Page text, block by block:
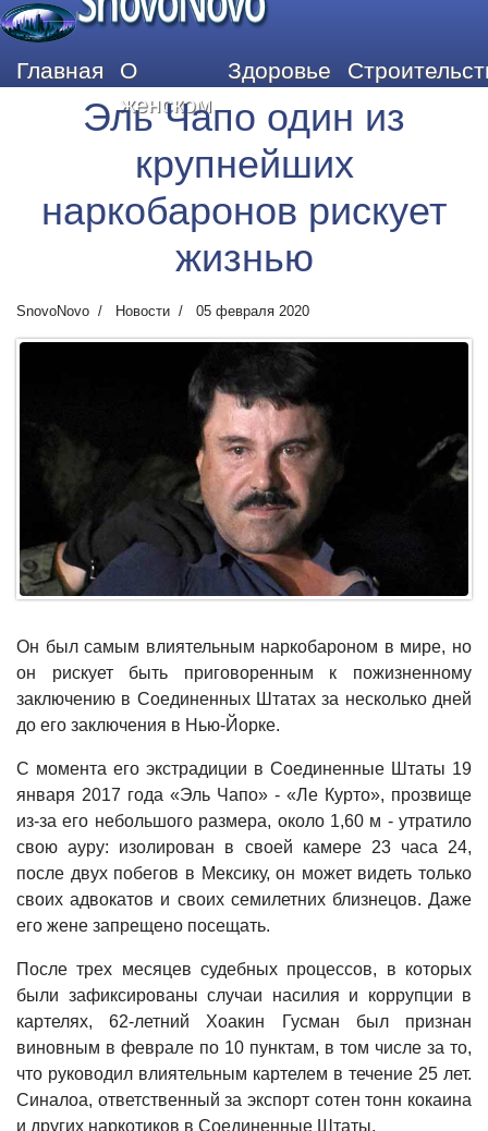
Главная
О
женском
Здоровье
Эль Чапо один из
крупнейших
наркобаронов рискует
жизнью
SnovoNovo Новости 05 февраля 2020
Он был самым влиятельным наркобароном в мире, но
он рискует быть приговоренным к пожизненному
заключению в Соединенных Штатах за несколько дней
до его заключения в Нью-Йорке.
С момента его экстрадиции в Соединенные Штаты 19
января 2017 года «Эль Чапо» - «Ле Курто», прозвище
из-за его небольшого размера, около 1,60 м - утратило
свою ауру: изолирован в своей камере 23 часа 24,
после двух побегов в Мексику, он может видеть только
своих адвокатов и своих семилетних близнецов. Даже
его жене запрещено посещать.
После трех месяцев судебных процессов, в которых
были зафиксированы случаи насилия и коррупции в
картелях, 62-летний Хоакин Гусман был признан
виновным в феврале по 10 пунктам, в том числе за то,
что руководил влиятельным картелем в течение 25 лет.
Синалоа, ответственный за экспорт сотен тонн кокаина
и других наркотиков в Соединенные Штаты.